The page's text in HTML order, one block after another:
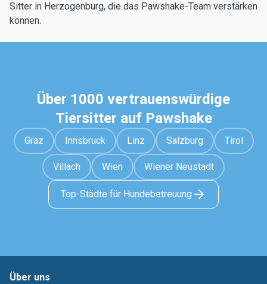
Sitter in Herzogenburg, die das Pawshake-Team verstärken
können.
Über 1000 vertrauenswürdige
Tiersitter auf Pawshake
Graz Innsbruck Linz Salzburg Tirol
Villach Wien Wiener Neustadt
Top-Städte für Hundebetreuung
Über uns